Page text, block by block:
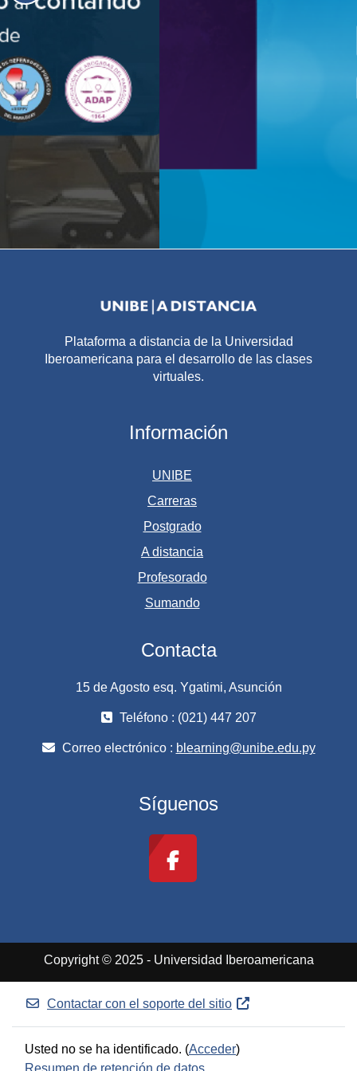
Plataforma a distancia de la Universidad
Iberoamericana para el desarrollo de las clases
virtuales.
Información
UNIBE
Carreras
Postgrado
A distancia
Profesorado
Sumando
Contacta
15 de Agosto esq. Ygatimi, Asunción
Teléfono : (021) 447 207
Correo electrónico : blearning@unibe.edu.py
Síguenos
Copyright © 2025 - Universidad Iberoamericana
Contactar con el soporte del sitio
Usted no se ha identificado. (Acceder)